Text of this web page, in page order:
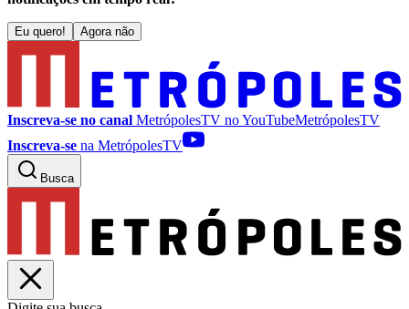
Eu quero! Agora não
Inscreva-se no canal MetrópolesTV noYouTubeMetrópolesTV
Inscreva-se na MetrópolesTV
Busca